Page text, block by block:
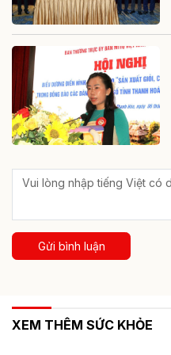
Gửi bình luận
XEM THÊM SỨC KHỎE